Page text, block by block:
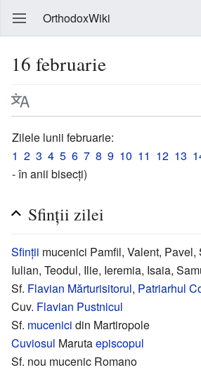
OrthodoxWiki
16 februarie
Zilele lunii februarie:
1 2 3 4 5 6 7 8 9 10 11 12 13
- în anii bisecți)
Sfinții zilei
Sfinții mucenici Pamfil, Valent, Pavel,
Iulian, Teodul, Ilie, Ieremia, Isaia,
Sf. Flavian Mărturisitorul, Patriarhul
Cuv. Flavian Pustnicul
Sf. mucenici din Martiropole
Cuviosul Marutaepiscopul
Sf. nou mucenic Romano